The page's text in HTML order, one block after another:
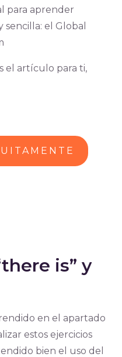
para aprender
el Global
el artículo para ti,
is” y
en el apartado
estos ejercicios
bien el uso del